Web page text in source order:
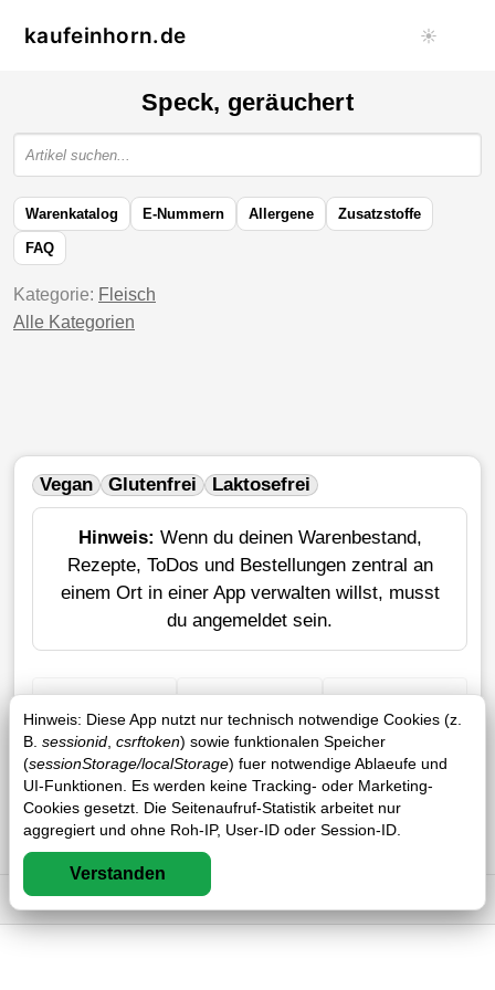
kaufeinhorn.de ☀️
Hinweis: Diese App nutzt nur technisch notwendige Cookies (z.
B. sessionid csrftoken) sowie funktionalen Speicher
(sessionStorage/localStorage) fuer notwendige Ablaeufe und
UI-Funktionen. Es werden keine Tracking- oder Marketing-
Cookies gesetzt. Die Seitenaufruf-Statistik arbeitet nur
aggregiert und ohne Roh-IP, User-ID oder Session-ID.
Verstanden
Speck, geräuchert
Warenkatalog E-Nummern Allergene Zusatzstoffe
FAQ
Kategorie: Fleisch
Alle Kategorien
Vegan Glutenfrei Laktosefrei
Hinweis: Wenn du deinen Warenbestand,
Rezepte, ToDos und Bestellungen zentral an
einem Ort in einer App verwalten willst, musst
du angemeldet sein.
+ Einkauf Verlustrechner Sticker erstellen
Impressum